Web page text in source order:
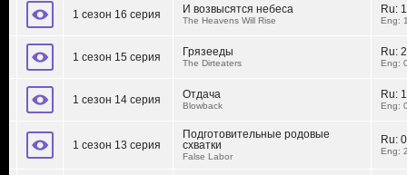
1 сезон 16 серия И возвысятся небеса
The Heavens Will Rise
Ru:
Eng:
1 сезон 15 серия Грязееды
The Dirteaters
Ru:
Eng:
1 сезон 14 серия Отдача
Blowback
Ru:
Eng:
1 сезон 13 серия
Подготовительные родовые
схватки
False Labor
Ru:
Eng: